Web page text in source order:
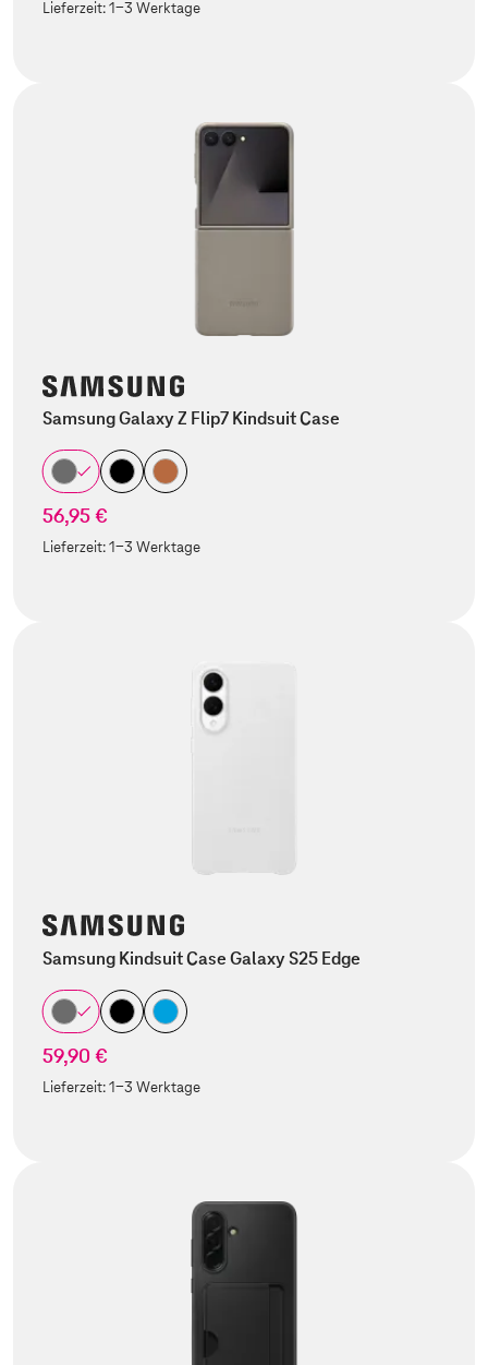
Lieferzeit:1-3 Werktage
Samsung Galaxy Z Flip7 Kindsuit Case
56,95 €
Lieferzeit:1-3 Werktage
Samsung Kindsuit Case Galaxy S25 Edge
59,90 €
Lieferzeit:1-3 Werktage